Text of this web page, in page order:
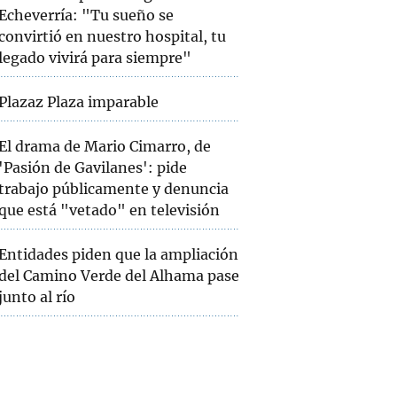
"Tu sueño se
en nuestro hospital, tu
vivirá para siempre"
Plaza imparable
drama de Mario Cimarro, de
'Pasión de Gavilanes': pide
públicamente y denuncia
está "vetado" en televisión
piden que la ampliación
Camino Verde del Alhama pase
al río